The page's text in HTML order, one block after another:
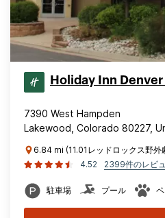
Holiday Inn
7390 West Hampden
Lakewood, Colorado 80227,
6.84 mi (11.01レッドロックス野外
4.52
2399件のレビ
駐車場 プール